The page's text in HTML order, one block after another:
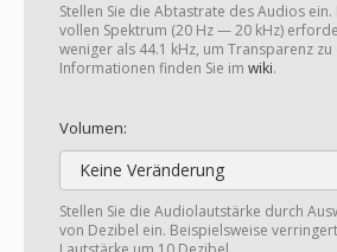
Stellen Sie die Abtastrate des Audios
vollen Spektrum (20 Hz — 20 kHz)
weniger als 44.1 kHz, um Transparenz
Informationen finden Sie im wiki.
Volumen:
Keine Veränderung
Stellen Sie die Audiolautstärke durch
von Dezibel ein. Beispielsweise